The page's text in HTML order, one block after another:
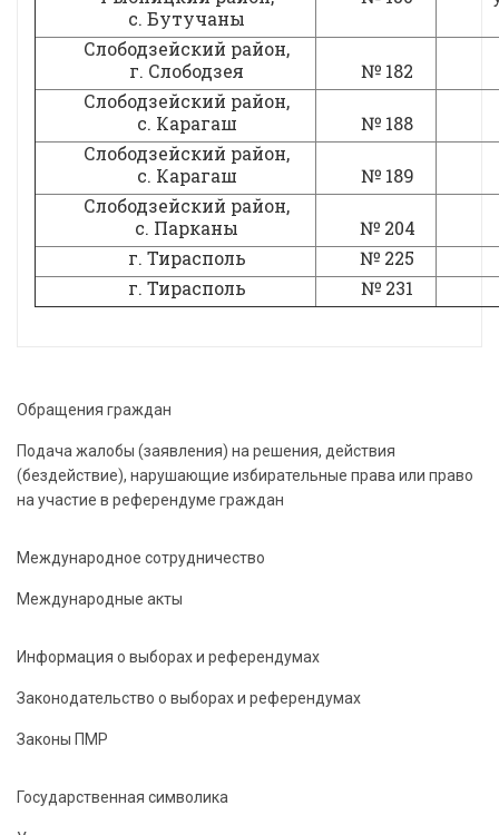
с. Бутучаны
Слободзейский район,
г. Слободзея
№ 182
Слободзейский район,
с. Карагаш
№ 188
Слободзейский район,
с. Карагаш
№ 189
Слободзейский район,
с. Парканы
№ 204
г. Тирасполь
№ 225
г. Тирасполь
№ 231
Обращения граждан
Подача жалобы (заявления) на решения, действия
(бездействие), нарушающие избирательные права или право
на участие в референдуме граждан
Международное сотрудничество
Международные акты
Информация о выборах и референдумах
Законодательство о выборах и референдумах
Законы ПМР
Государственная символика